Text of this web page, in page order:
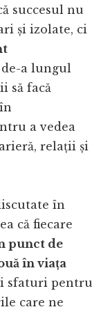
succesul nu
și izolate, ci
de-a lungul
să facă
a vedea
relații și
în
că fiecare
punct de
în viața
sfaturi pentru
care ne